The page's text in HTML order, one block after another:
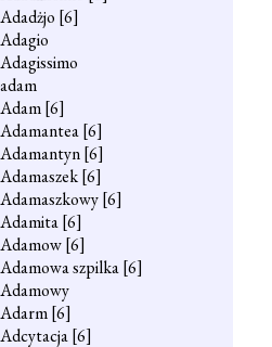
Adadżjo [6]
Adagio
Adagissimo
adam
Adam[6]
Adamantea[6]
Adamantyn[6]
Adamaszek[6]
Adamaszkowy[6]
Adamita[6]
Adamow[6]
Adamowa szpilka[6]
Adamowy
Adarm[6]
Adcytacja[6]